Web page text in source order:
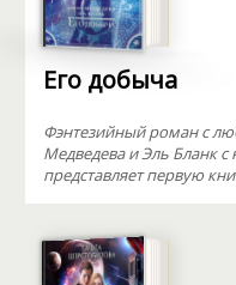
Его добыча
Фэнтезийный роман с
Медведева и Эль Бланк
представляет первую